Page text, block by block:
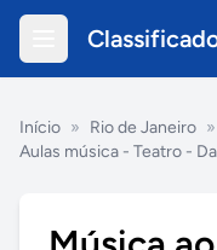
Início » Rio de Janeiro »
Aulas música - Teatro -